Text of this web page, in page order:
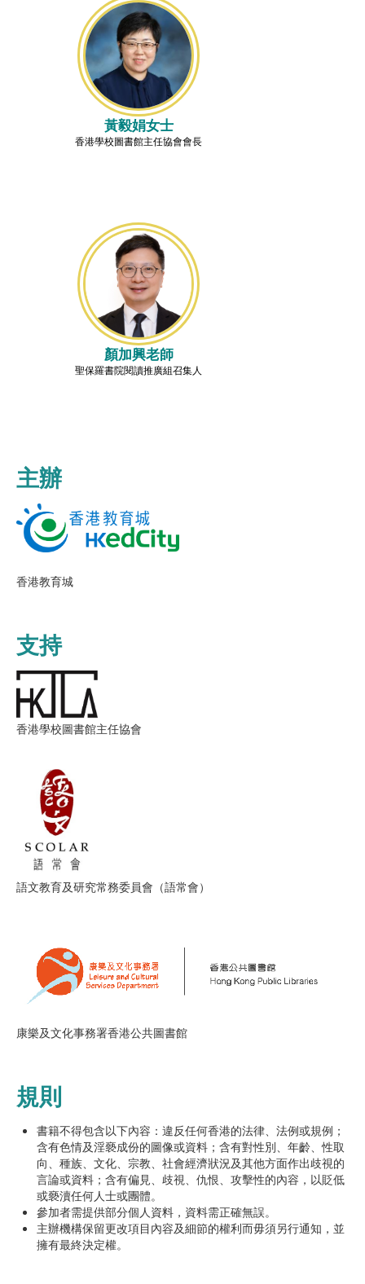
黃毅娟女士
香港學校圖書館主任協會會長
顏加興老師
聖保羅書院閱讀推廣組召集人
主辦
香港教育城
支持
香港學校圖書館主任協會
語文教育及研究常務委員會（語常會）
康樂及文化事務署香港公共圖書館
規則
書籍不得包含以下內容：違反任何香港的法律、法例或規例；
含有色情及淫褻成份的圖像或資料；含有對性別、年齡、性取
向、種族、文化、宗教、社會經濟狀況及其他方面作出歧視的
言論或資料；含有偏見、歧視、仇恨、攻擊性的內容，以貶低
或褻瀆任何人士或團體。
參加者需提供部分個人資料，資料需正確無誤。
主辦機構保留更改項目內容及細節的權利而毋須另行通知，並
擁有最終決定權。